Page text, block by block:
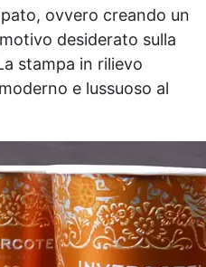
ovvero creando un
desiderato sulla
stampa in rilievo
e lussuoso al